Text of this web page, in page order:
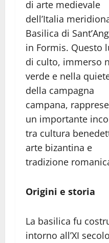
di arte medievale
dell’Italia
Basilica di
in Formis. Questo
di culto, immerso
verde e nella
della campagna
campana,
un importante
tra cultura
arte bizantina e
tradizione
Origini e storia
La basilica fu
intorno all’XI secolo